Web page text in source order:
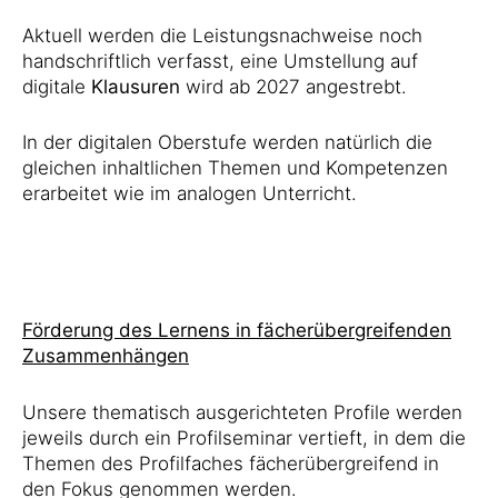
Aktuell werden die Leistungsnachweise noch
handschriftlich verfasst, eine Umstellung auf
digitale Klausuren wird ab 2027 angestrebt.
In der digitalen Oberstufe werden natürlich die
gleichen inhaltlichen Themen und Kompetenzen
erarbeitet wie im analogen Unterricht.
Förderung des Lernens in fächerübergreifenden
Zusammenhängen
Unsere thematisch ausgerichteten Profile werden
jeweils durch ein Profilseminar vertieft, in dem die
Themen des Profilfaches fächerübergreifend in
den Fokus genommen werden.